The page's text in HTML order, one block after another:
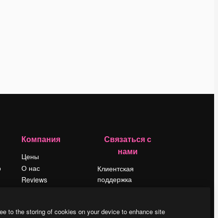
Компания
Цены
О нас
Reviews
Блог
Связаться с
нами
Клиентская
поддержка
LinkedIn
to the storing of cookies on your device to enhance site